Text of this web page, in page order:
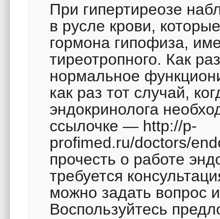
При гипертиреозе
в русле крови,
гормона гипофиза,
тиреотропного. Как
нормальное
как раз тот случай,
эндокринолога
ссылочке — http://p-
profimed.ru/doctors/
прочесть о работе
требуется
можно задать вопрос
Воспользуйтесь